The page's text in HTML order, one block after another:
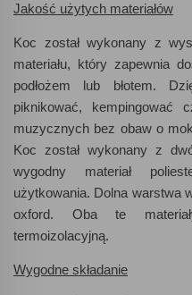
Jakość użytych materiałów
Koc został wykonany z
materiału, który zapewnia
podłożem lub błotem.
piknikować, kempingować
muzycznych bez obaw o
Koc został wykonany z
wygodny materiał
użytkowania. Dolna warstwa
oxford. Oba te
termoizolacyjną.
Wygodne składanie